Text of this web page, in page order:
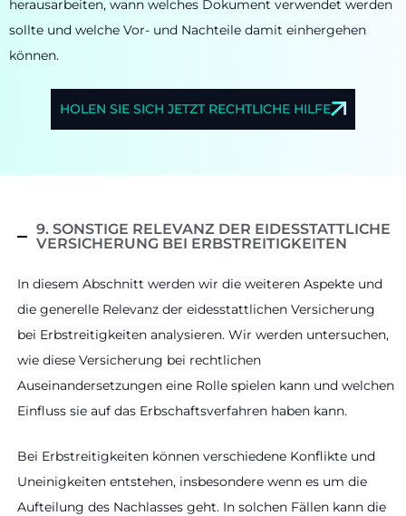
herausarbeiten, wann welches Dokument verwendet werden
sollte und welche Vor- und Nachteile damit einhergehen
können.
HOLEN SIE SICH JETZT RECHTLICHE HILFE
9. SONSTIGE RELEVANZ DER EIDESSTATTLICHE
VERSICHERUNG BEI ERBSTREITIGKEITEN
In diesem Abschnitt werden wir die weiteren Aspekte und
die generelle Relevanz der eidesstattlichen Versicherung
bei Erbstreitigkeiten analysieren. Wir werden untersuchen,
wie diese Versicherung bei rechtlichen
Auseinandersetzungen eine Rolle spielen kann und welchen
Einfluss sie auf das Erbschaftsverfahren haben kann.
Bei Erbstreitigkeiten können verschiedene Konflikte und
Uneinigkeiten entstehen, insbesondere wenn es um die
Aufteilung des Nachlasses geht. In solchen Fällen kann die